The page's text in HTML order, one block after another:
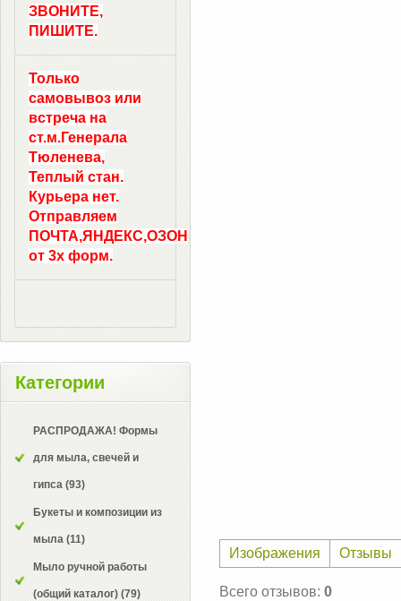
Изображения Отзывы
Всего отзывов: 0
ЗВОНИТЕ,
ПИШИТЕ.
Только
самовывоз или
встреча на
ст.м.Генерала
Тюленева,
Теплый стан.
Курьера нет.
Отправляем
ПОЧТА,ЯНДЕКС,ОЗОН
от 3х форм.
Категории
РАСПРОДАЖА! Формы
для мыла, свечей и
гипса (93)
Букеты и композиции из
мыла (11)
Мыло ручной работы
(общий каталог) (79)